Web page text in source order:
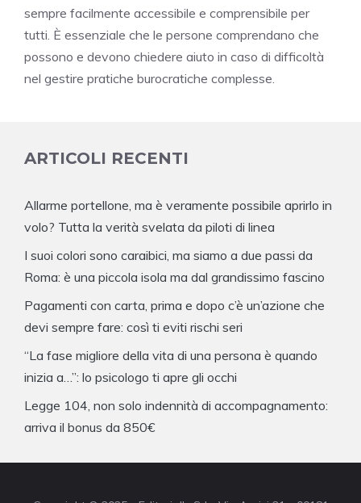
sempre facilmente accessibile e comprensibile per
tutti. È essenziale che le persone comprendano che
possono e devono chiedere aiuto in caso di difficoltà
nel gestire pratiche burocratiche complesse.
ARTICOLI RECENTI
Allarme portellone, ma è veramente possibile aprirlo in
volo? Tutta la verità svelata da piloti di linea
I suoi colori sono caraibici, ma siamo a due passi da
Roma: è una piccola isola ma dal grandissimo fascino
Pagamenti con carta, prima e dopo c’è un’azione che
devi sempre fare: così ti eviti rischi seri
“La fase migliore della vita di una persona è quando
inizia a…”: lo psicologo ti apre gli occhi
Legge 104, non solo indennità di accompagnamento:
arriva il bonus da 850€